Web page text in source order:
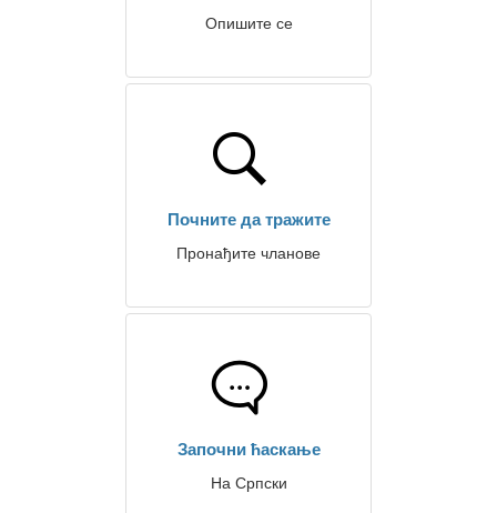
Опишите се
Почните да тражите
Пронађите чланове
Започни ћаскање
На Српски